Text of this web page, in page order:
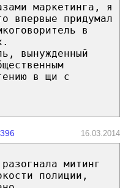
маркетинга, я
впервые придумал
в
вынужденный
в щи с
16.03.2014
митинг
полиции,